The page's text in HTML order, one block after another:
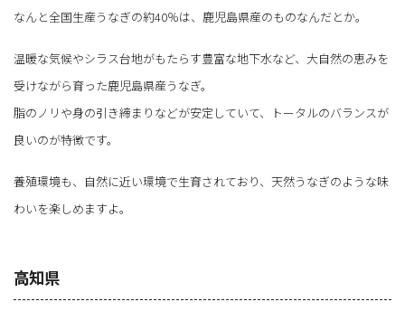
なんと全国生産うなぎの約40％は、鹿児島県産のものなんだとか。
温暖な気候やシラス台地がもたらす豊富な地下水など、大自然の恵みを
受けながら育った鹿児島県産うなぎ。
脂のノリや身の引き締まりなどが安定していて、トータルのバランスが
良いのが特徴です。
養殖環境も、自然に近い環境で生育されており、天然うなぎのような味
わいを楽しめますよ。
高知県